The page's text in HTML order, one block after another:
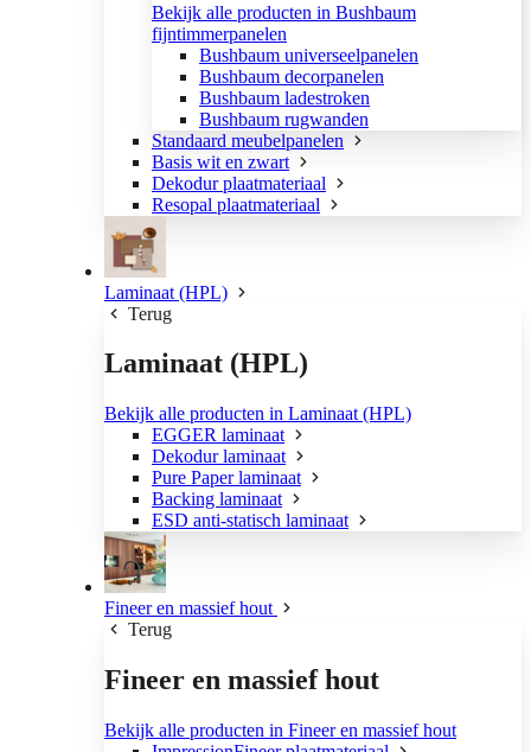
Bekijk alle producten in Bushbaum
fijntimmerpanelen
Bushbaum universeelpanelen
Bushbaum decorpanelen
Bushbaum ladestroken
Bushbaum rugwanden
Standaard meubelpanelen
Basis wit en zwart
Dekodur plaatmateriaal
Resopal plaatmateriaal
Laminaat (HPL)
Terug
Laminaat (HPL)
Bekijk alle producten in Laminaat (HPL)
EGGER laminaat
Dekodur laminaat
Pure Paper laminaat
Backing laminaat
ESD anti-statisch laminaat
Fineer en massief hout
Terug
Fineer en massief hout
Bekijk alle producten in Fineer en massief hout